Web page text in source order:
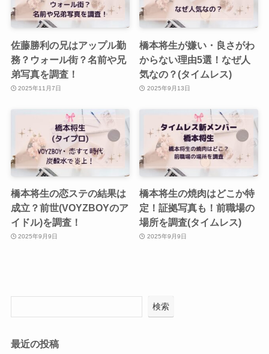
佐藤勝利の兄はアップル勤
務？ウォール街？名前や兄
弟写真を調査！
2025年11月7日
橋本将生が嫌い・良さがわ
からない理由5選！なぜ人
気なの？(タイムレス)
2025年9月13日
橋本将生の恋ステの結果は
成立？前世(VOYZBOYのア
イドル)を調査！
2025年9月9日
橋本将生の焼肉はどこか特
定！証拠写真も！前職場の
場所を調査(タイムレス)
2025年9月9日
検索
最近の投稿